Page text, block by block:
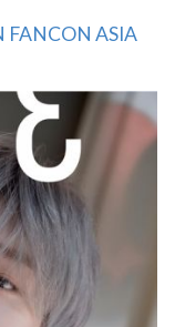
FANCON ASIA